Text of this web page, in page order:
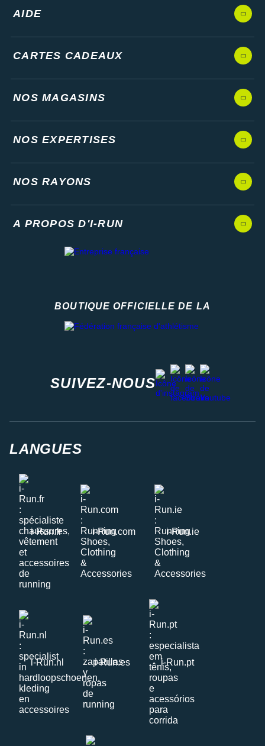
AIDE
CARTES CADEAUX
NOS MAGASINS
NOS EXPERTISES
NOS RAYONS
A PROPOS D'I-RUN
BOUTIQUE OFFICIELLE DE LA
SUIVEZ-NOUS
instagram
facebook
stravayoutube
LANGUES
i-Run.fr i-Run.com i-Run.ie
i-Run.nl i-Run.es i-Run.pt